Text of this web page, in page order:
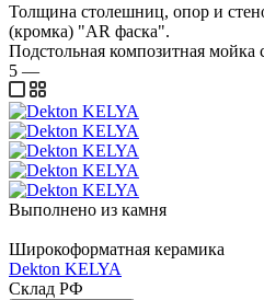
Толщина столешниц, опор и
(кромка) "AR фаска".
Подстольная композитная мойка
5 —
Выполнено из камня
Широкоформатная керамика
Dekton KELYA
Склад РФ